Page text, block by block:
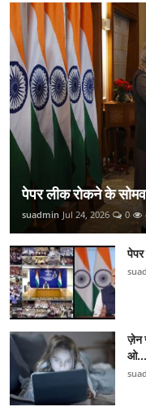
पेपर लीक रोकने के
suadmin Jul 24, 2026 0
ज़ेन
ओ...